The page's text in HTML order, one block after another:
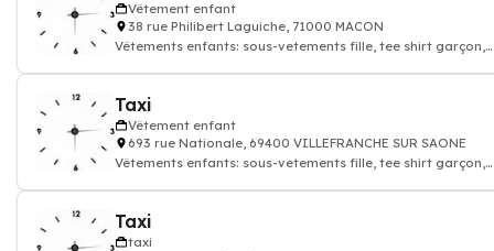
Vêtement enfant
38 rue Philibert Laguiche, 71000 MACON
Vêtements enfants: sous-vetements fille, tee shirt garçon,
Taxi
Vêtement enfant
693 rue Nationale, 69400 VILLEFRANCHE SUR SAONE
Vêtements enfants: sous-vetements fille, tee shirt garçon,
Taxi
taxi